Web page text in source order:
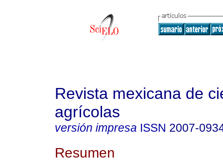
Revista mexicana de
agrícolas
versión impresa ISSN 2007-
Resumen